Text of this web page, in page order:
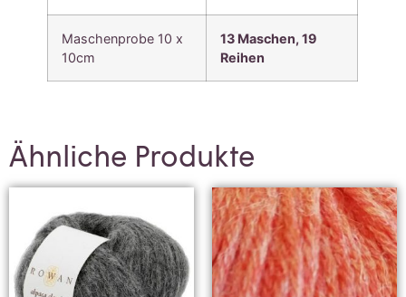
Maschenprobe 10 x
10cm
13 Maschen, 19
Reihen
Ähnliche Produkte